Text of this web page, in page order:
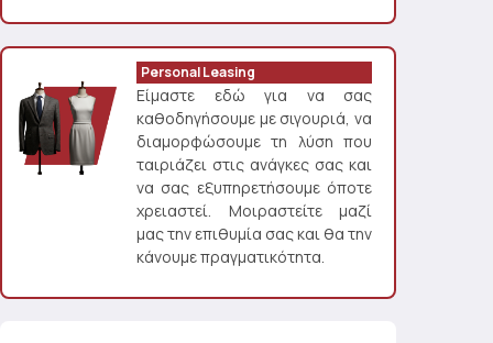
Personal Leasing
Είμαστε εδώ για να σας
καθοδηγήσουμε με σιγουριά, να
διαμορφώσουμε τη λύση που
ταιριάζει στις ανάγκες σας και
να σας εξυπηρετήσουμε όποτε
χρειαστεί. Μοιραστείτε μαζί
μας την επιθυμία σας και θα την
κάνουμε πραγματικότητα.